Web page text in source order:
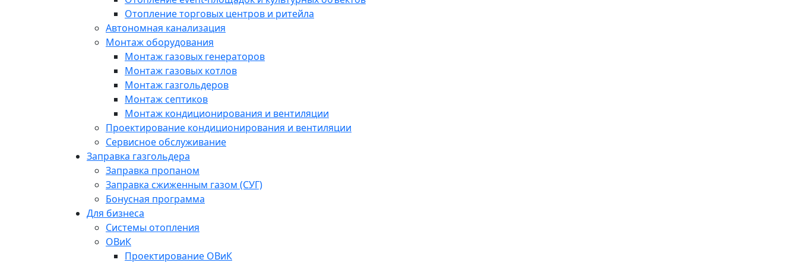
Отопление торговых центров и ритейла
Автономная канализация
Монтаж оборудования
Монтаж газовых генераторов
Монтаж газовых котлов
Монтаж газгольдеров
Монтаж септиков
Монтаж кондиционирования и вентиляции
Проектирование кондиционирования и вентиляции
Сервисное обслуживание
Заправка газгольдера
Заправка пропаном
Заправка сжиженным газом (СУГ)
Бонусная программа
Для бизнеса
Системы отопления
ОВиК
Проектирование ОВиК